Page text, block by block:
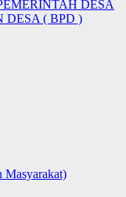
DESA
DESA ( BPD )
Masyarakat)